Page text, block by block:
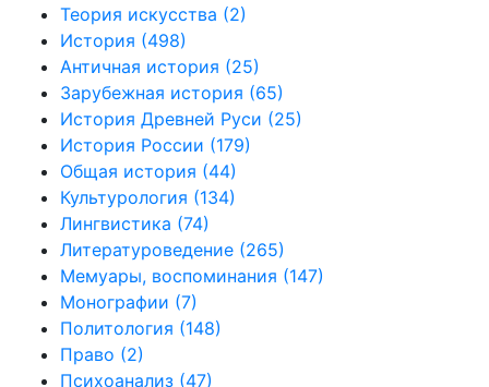
Теория искусства (2)
История (498)
Античная история (25)
Зарубежная история (65)
История Древней Руси (25)
История России (179)
Общая история (44)
Культурология (134)
Лингвистика (74)
Литературоведение (265)
Мемуары, воспоминания (147)
Монографии (7)
Политология (148)
Право (2)
Психоанализ (47)